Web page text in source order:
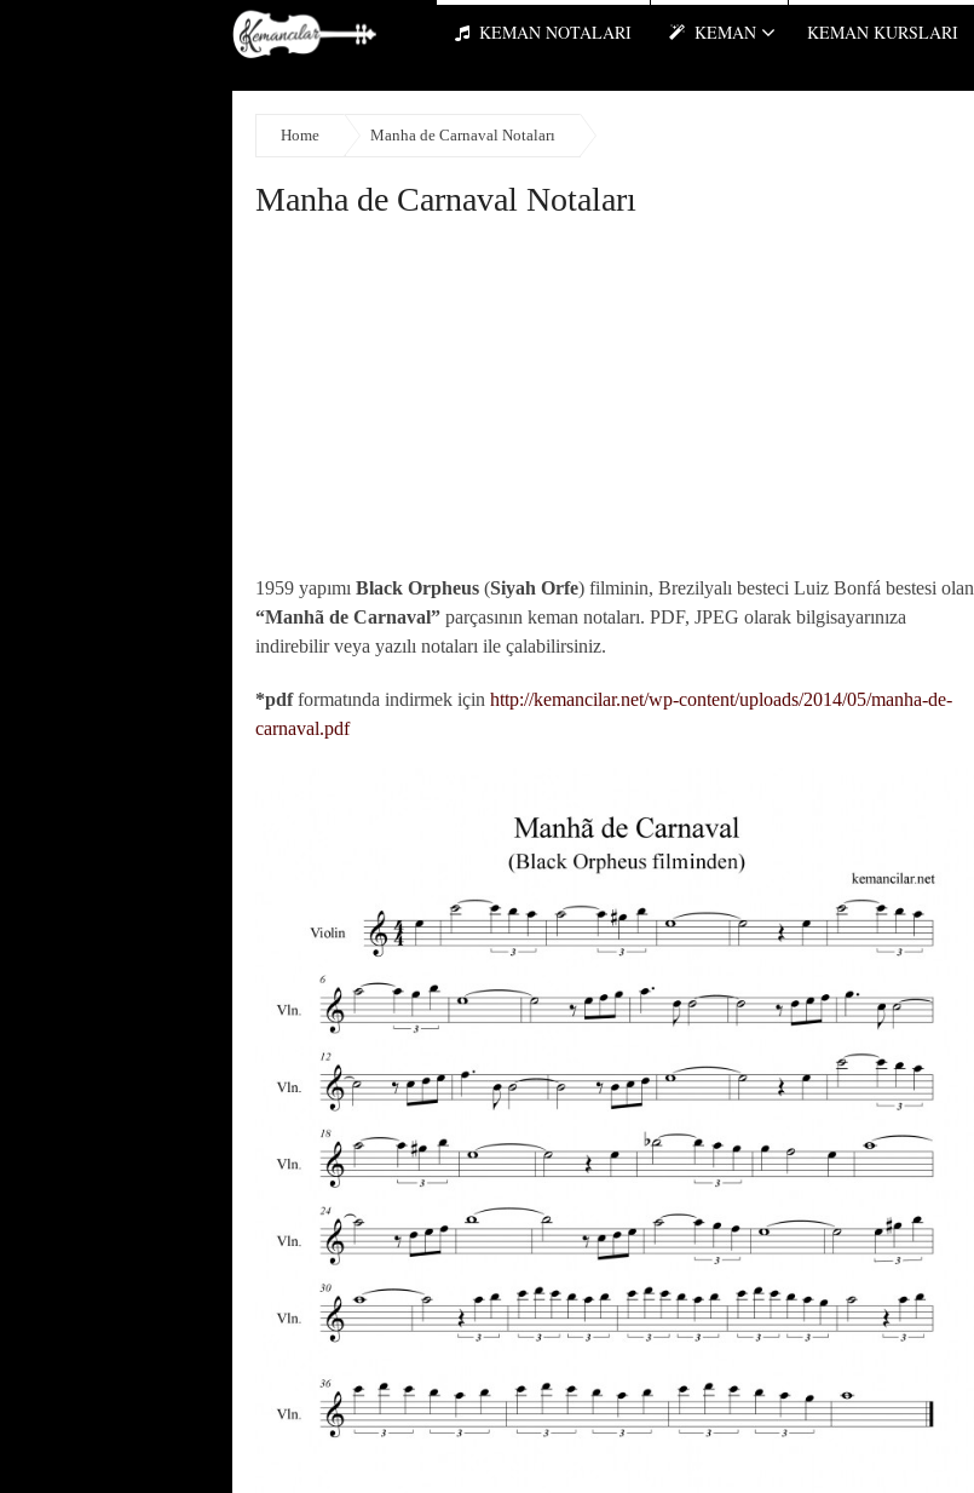
KEMAN NOTALARI KEMAN KEMAN KURSLARI
Home Manha de Carnaval Notaları
Manha de Carnaval Notaları
1959 yapımı Black Orpheus (Siyah Orfe) filminin, Brezilyalı besteci Luiz Bonfá bestesi olan
“Manhã de Carnaval” parçasının keman notaları. PDF, JPEG olarak bilgisayarınıza
indirebilir veya yazılı notaları ile çalabilirsiniz.
*pdfformatında indirmek için http://kemancilar.net/wp-content/uploads/2014/05/manha-de-
carnaval.pdf